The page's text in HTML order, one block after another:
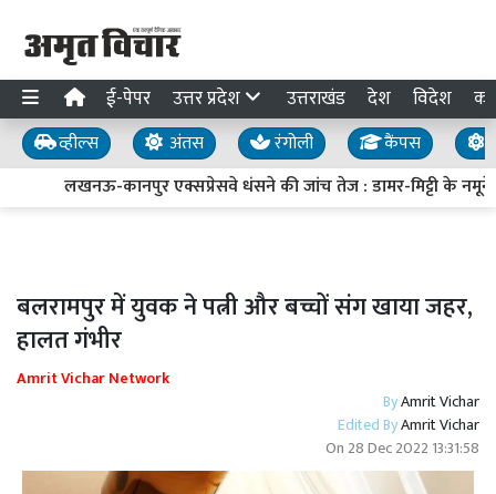
ई-पेपर उत्तर प्रदेश उत्तराखंड देश विदेश
व्हील्स अंतस रंगोली कैंपस
लखनऊ-कानपुर एक्सप्रेसवे धंसने की जांच तेज : डामर-मिट्टी के नमूने
बलरामपुर में युवक ने पत्नी और बच्चों संग खाया जहर,
हालत गंभीर
Amrit Vichar Network
ByAmrit Vichar
Edited ByAmrit Vichar
On 28 Dec 2022 13:31:58